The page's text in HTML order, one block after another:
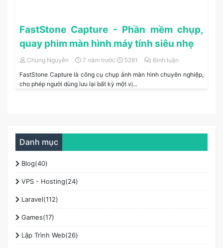
FastStone Capture - Phần mềm chụp,
quay phim màn hình máy tính siêu nhẹ
Chung Nguyễn 7 năm trước 5281
Bình luận
FastStone Capture là công cụ chụp ảnh màn hình chuyên nghiệp,
cho phép người dùng lưu lại bất kỳ một vị...
Danh mục
Blog(40)
VPS - Hosting(24)
Laravel(112)
Games(17)
Lập Trình Web(26)